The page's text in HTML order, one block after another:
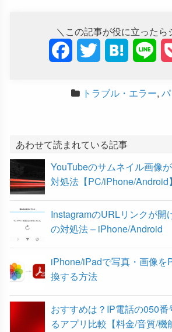
＼この記事が役に立ったら
c
b
o
k
t
e
t
a
n
トラブル・エラー,
あわせて読まれている記事
YouTubeのサムネイル画像
対処法【PC/iPhone/Android】
InstagramのURLリンクが開
の対処法 – iPhone/Android
iPhone/iPadで写真・画像を
換する方法
おすすめは？IP電話の050番
るアプリ比較【料金/音質/機